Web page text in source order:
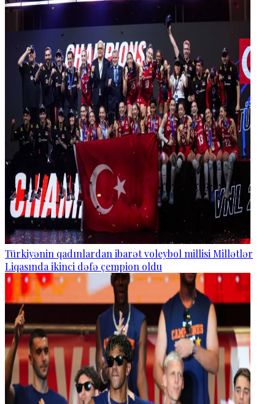
Türkiyənin qadınlardan ibarət voleybol millisi Millətlər
Liqasında ikinci dəfə çempion oldu